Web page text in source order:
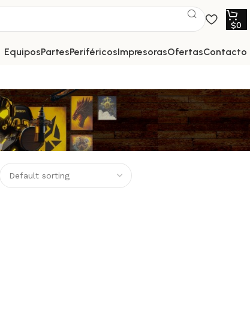
$0
equipos partes periféricos impresoras ofertas contacto